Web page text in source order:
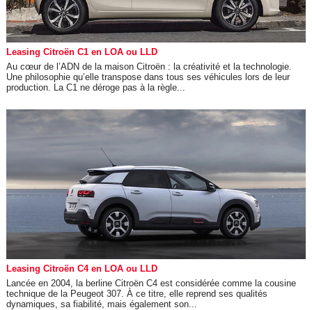
Leasing Citroën C1 en LOA ou LLD
Au cœur de l’ADN de la maison Citroën : la créativité et la technologie.
Une philosophie qu’elle transpose dans tous ses véhicules lors de leur
production. La C1 ne déroge pas à la règle...
Leasing Citroën C4 en LOA ou LLD
Lancée en 2004, la berline Citroën C4 est considérée comme la cousine
technique de la Peugeot 307. À ce titre, elle reprend ses qualités
dynamiques, sa fiabilité, mais également son...